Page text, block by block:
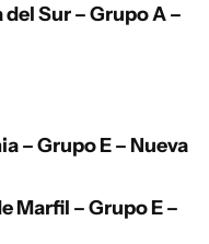
del Sur– Grupo A –
– Grupo E – Nueva
Marfil – Grupo E –